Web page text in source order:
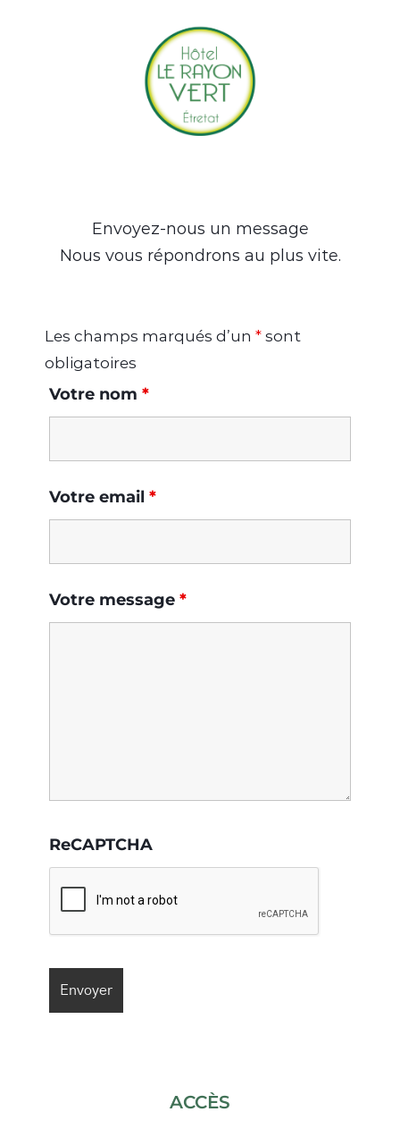
Restaurant
Envoyez-nous un message
Nous vous répondrons au plus vite.
Les champs marqués d’un * sont
obligatoires
Votre nom *
Votre email *
Votre message *
ReCAPTCHA
ACCÈS